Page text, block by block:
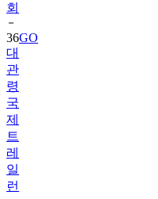
회
36GO
대
관
령
국
제
트
레
일
런